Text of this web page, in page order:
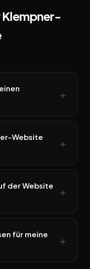
Klempner-
Website
der Website
für meine